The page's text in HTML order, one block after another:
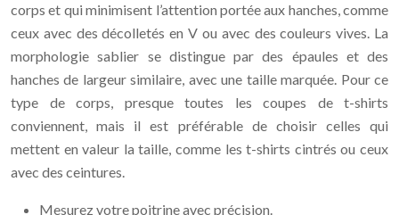
corps et qui minimisent l’attention portée aux hanches, comme
ceux avec des décolletés en V ou avec des couleurs vives. La
morphologie sablier se distingue par des épaules et des
hanches de largeur similaire, avec une taille marquée. Pour ce
type de corps, presque toutes les coupes de t-shirts
conviennent, mais il est préférable de choisir celles qui
mettent en valeur la taille, comme les t-shirts cintrés ou ceux
avec des ceintures.
Mesurez votre poitrine avec précision.